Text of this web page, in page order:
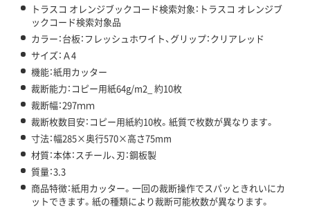
トラスコ オレンジブックコード検索対象：トラスコ オレンジブ
ックコード検索対象品
カラー：台板：フレッシュホワイト、グリップ：クリアレッド
サイズ：Ａ4
機能：紙用カッター
裁断能力：コピー用紙64g/m2_ 約10枚
裁断幅：297ｍｍ
裁断枚数目安：コピー用紙約10枚。紙質で枚数が異なります。
寸法：幅285×奥行570×高さ75mm
材質：本体：スチール、刃：鋼板製
質量：3.3
商品特徴：紙用カッター。一回の裁断操作でスパッときれいにカ
ットできます。紙の種類により裁断可能枚数が異なります。